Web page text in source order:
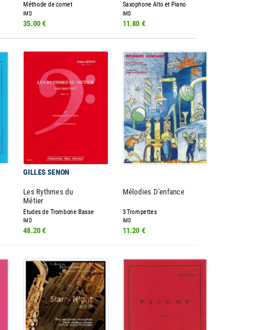
Méthode de cornet Saxophone Alto et Piano
IMD IMD
35.00 € 11.80 €
GILLES SENON
Les Rythmes du
Métier
Mélodies D'enfance
Etudes de Trombone Basse 3 Trompettes
IMD IMD
48.20 € 11.20 €